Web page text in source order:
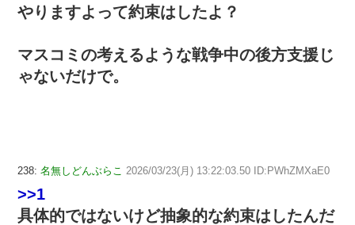
やりますよって約束はしたよ？
マスコミの考えるような戦争中の後方支援じ
ゃないだけで。
238: 名無しどんぶらこ 2026/03/23(月) 13:22:03.50 ID:PWhZMXaE0
>>1
具体的ではないけど抽象的な約束はしたんだ